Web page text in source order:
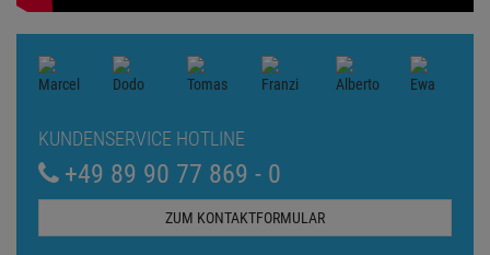
KUNDENSERVICE HOTLINE
+49 89 90 77 869 - 0
ZUM KONTAKTFORMULAR